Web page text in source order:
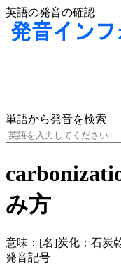
英語の発音の確認
単語から発音を検索
み方
意味： [名]炭化；石炭
発音記号